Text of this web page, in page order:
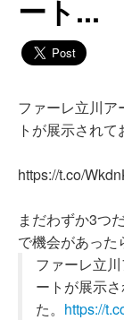
ート...
ファーレ立川ア
トが展示され
https://t.co/
まだわずか3つ
で機会があった
ファーレ立
ートが展示
た。 https://